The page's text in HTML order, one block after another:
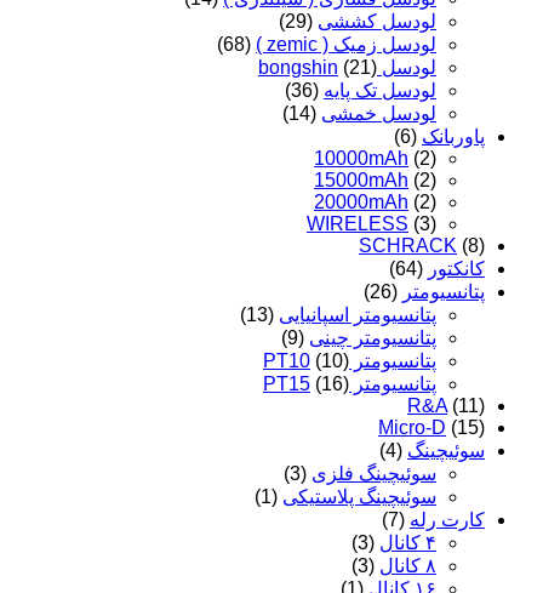
لودسل کششی (29)
لودسل زمیک ( zemic )
(68)
لودسل bongshin (21)
لودسل تک پایه (36)
لودسل خمشی (14)
پاوربانک (6)
10000mAh (2)
15000mAh (2)
20000mAh (2)
WIRELESS (3)
SCHRACK (8)
کانکتور (64)
پتانسیومتر (26)
پتانسیومتر اسپانیایی (13)
پتانسیومتر چینی (9)
پتانسیومتر PT10 (10)
پتانسیومتر PT15 (16)
R&A (11)
Micro-D (15)
سوئیچینگ (4)
سوئیچینگ فلزی (3)
سوئیچینگ پلاستیکی (1)
کارت رله (7)
۴ کانال
(3)
۸ کانال
(3)
۱۶ کانال
(1)